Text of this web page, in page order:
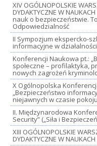
XIV OGÓLNOPOLSKIE
DYDAKTYCZNE W
nauk o bezpieczeństwie.
Odpowiedzialność
II Sympozjum ekspercko-
informacyjne w
Konferencji Naukowa pt.:
społeczne – profilaktyka,
nowych zagrożeń
X Ogólnopolska
„Bezpieczeństwo
niejawnych w czasie
II. Międzynarodowa
Security” („Siła i
XIII OGÓLNOPOLSKIE
DYDAKTYCZNE W